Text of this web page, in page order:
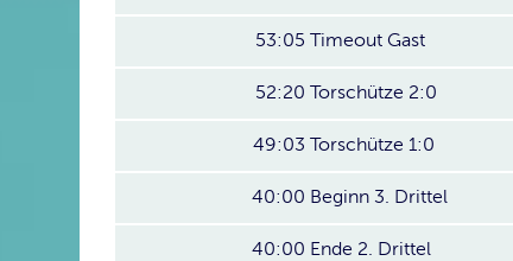
53:05 Timeout Gast
52:20 Torschütze 2:0
49:03 Torschütze 1:0
40:00 Beginn 3. Drittel
40:00 Ende 2. Drittel